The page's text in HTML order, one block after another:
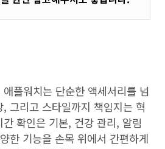
플워치는 단순한 액세서리를 넘
그리고 스타일까지 책임지는 혁
확인은 기본, 건강 관리, 알림
한 기능을 손목 위에서 간편하게